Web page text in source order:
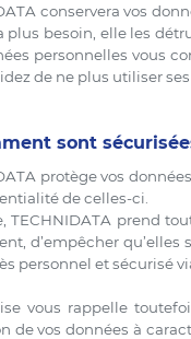
conservera vos
plus besoin, elle les
personnelles vous
de ne plus utiliser
sont
protège vos
de celles-ci.
TECHNIDATA prend
d’empêcher
personnel et sécurisé
vous rappelle
de vos données à